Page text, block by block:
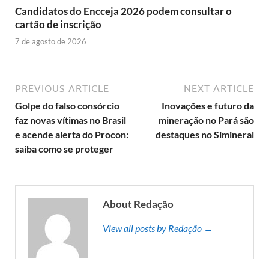
Candidatos do Encceja 2026 podem consultar o
cartão de inscrição
7 de agosto de 2026
PREVIOUS ARTICLE
Golpe do falso consórcio
faz novas vítimas no Brasil
e acende alerta do Procon:
saiba como se proteger
NEXT ARTICLE
Inovações e futuro da
mineração no Pará são
destaques no Simineral
About Redação
View all posts by Redação →